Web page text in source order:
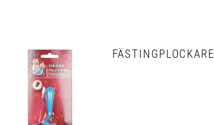
FÄSTINGPLOCKARE